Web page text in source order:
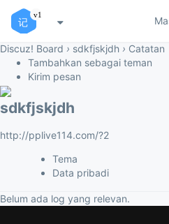
Discuz! Board › sdkfjskjdh › Catatan
Tambahkan sebagai teman
Kirim pesan
sdkfjskjdh
http://pplive114.com/?2
Tema
Data pribadi
Belum ada log yang relevan.